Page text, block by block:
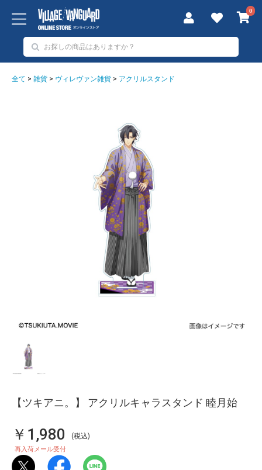
0
全て > 雑貨 > ヴィレヴァン雑貨 > アクリルスタンド
【ツキアニ。】 アクリルキャラスタンド 睦月始
￥1,980 (税込)
再入荷メール受付